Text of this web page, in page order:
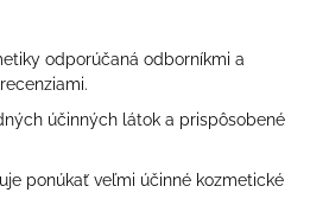
odporúčaná odborníkmi a
účinných látok a prispôsobené
ponúkať veľmi účinné kozmetické